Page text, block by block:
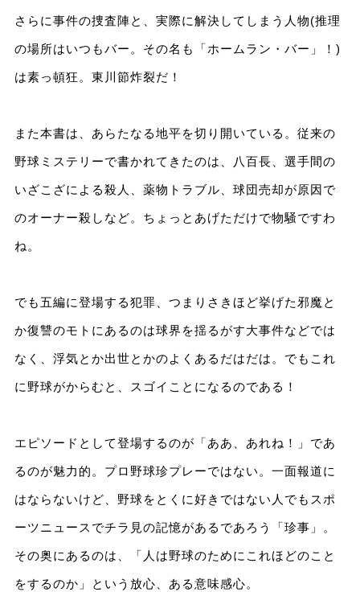
さらに事件の捜査陣と、実際に解決してしまう人物(推理
の場所はいつもバー。その名も「ホームラン・バー」！)
は素っ頓狂。東川節炸裂だ！
また本書は、あらたなる地平を切り開いている。従来の
野球ミステリーで書かれてきたのは、八百長、選手間の
いざこざによる殺人、薬物トラブル、球団売却が原因で
のオーナー殺しなど。ちょっとあげただけで物騒ですわ
ね。
でも五編に登場する犯罪、つまりさきほど挙げた邪魔と
か復讐のモトにあるのは球界を揺るがす大事件などでは
なく、浮気とか出世とかのよくあるだはだは。でもこれ
に野球がからむと、スゴイことになるのである！
エピソードとして登場するのが「ああ、あれね！」であ
るのが魅力的。プロ野球珍プレーではない。一面報道に
はならないけど、野球をとくに好きではない人でもスポ
ーツニュースでチラ見の記憶があるであろう「珍事」。
その奥にあるのは、「人は野球のためにこれほどのこと
をするのか」という放心、ある意味感心。